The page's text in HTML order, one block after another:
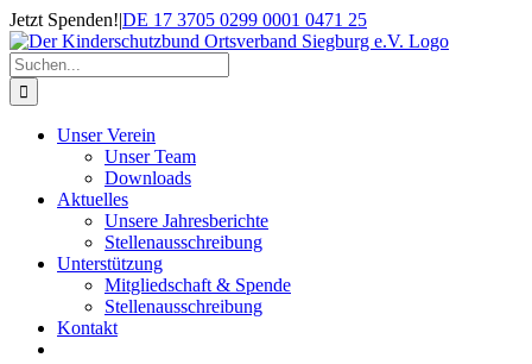
Zum
Inhalt
springen
Jetzt Spenden!|DE 17 3705 0299 0001 0471 25
Suche
nach:
Unser Verein
Unser Team
Downloads
Aktuelles
Unsere Jahresberichte
Stellenausschreibung
Unterstützung
Mitgliedschaft & Spende
Stellenausschreibung
Kontakt